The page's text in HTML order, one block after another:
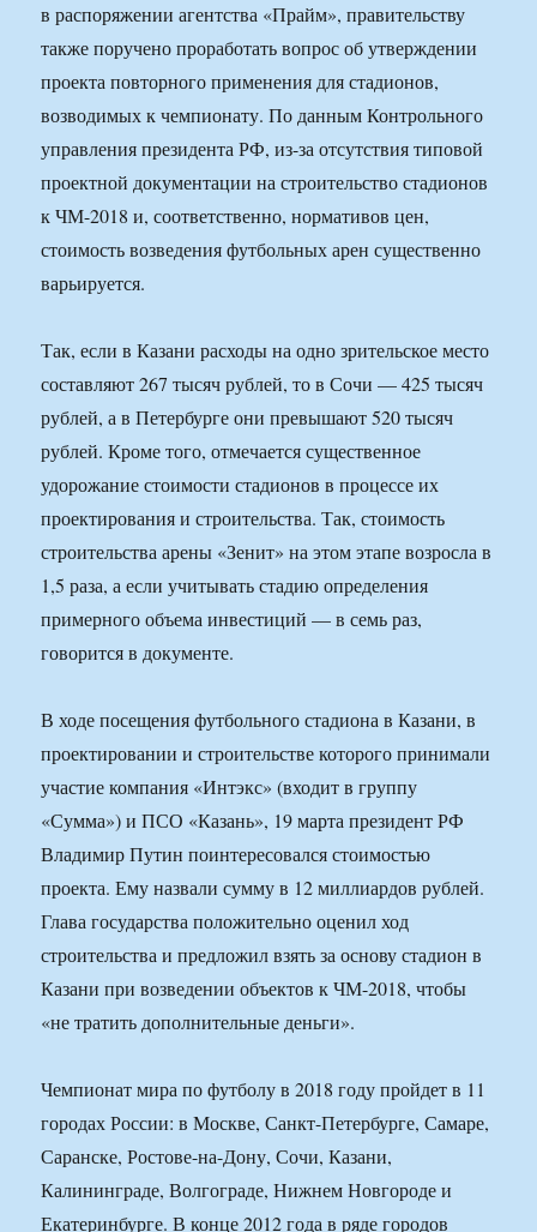
в распоряжении агентства «Прайм», правительству
также поручено проработать вопрос об утверждении
проекта повторного применения для стадионов,
возводимых к чемпионату. По данным Контрольного
управления президента РФ, из-за отсутствия типовой
проектной документации на строительство стадионов
к ЧМ-2018 и, соответственно, нормативов цен,
стоимость возведения футбольных арен существенно
варьируется.
Так, если в Казани расходы на одно зрительское место
составляют 267 тысяч рублей, то в Сочи — 425 тысяч
рублей, а в Петербурге они превышают 520 тысяч
рублей. Кроме того, отмечается существенное
удорожание стоимости стадионов в процессе их
проектирования и строительства. Так, стоимость
строительства арены «Зенит» на этом этапе возросла в
1,5 раза, а если учитывать стадию определения
примерного объема инвестиций — в семь раз,
говорится в документе.
В ходе посещения футбольного стадиона в Казани, в
проектировании и строительстве которого принимали
участие компания «Интэкс» (входит в группу
«Сумма») и ПСО «Казань», 19 марта президент РФ
Владимир Путин поинтересовался стоимостью
проекта. Ему назвали сумму в 12 миллиардов рублей.
Глава государства положительно оценил ход
строительства и предложил взять за основу стадион в
Казани при возведении объектов к ЧМ-2018, чтобы
«не тратить дополнительные деньги».
Чемпионат мира по футболу в 2018 году пройдет в 11
городах России: в Москве, Санкт-Петербурге, Самаре,
Саранске, Ростове-на-Дону, Сочи, Казани,
Калининграде, Волгограде, Нижнем Новгороде и
Екатеринбурге. В конце 2012 года в ряде городов